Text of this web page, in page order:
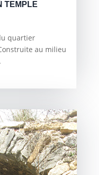
TEMPLE
quartier
au milieu